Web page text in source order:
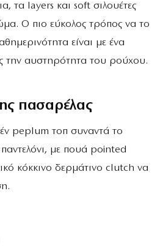
τα layers και soft σιλουέτες
Ο πιο εύκολος τρόπος να το
είναι με ένα
την αυστηρότητα του ρούχου.
πασαρέλας
peplum τοπ συναντά το
με πουά pointed
κόκκινο δερμάτινο clutch να